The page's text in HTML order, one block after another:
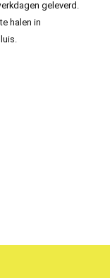
geleverd.
halen in